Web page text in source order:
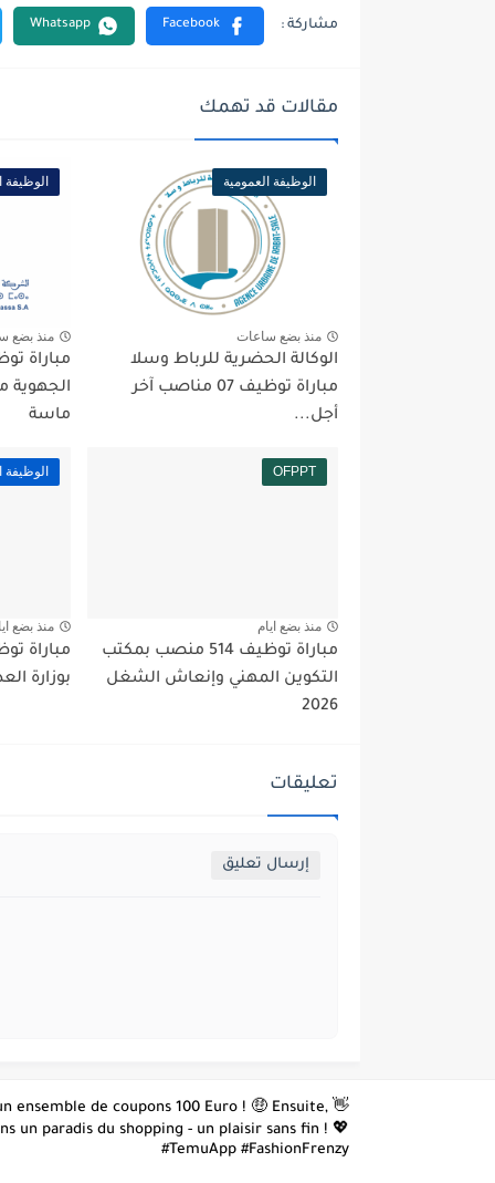
مقالات قد تهمك
الوظيفة العمومية
منذ بضع ساعات
الوكالة الحضرية للرباط وسلا
مباراة توظيف 07 مناصب آخر
أجل...
الوظيفة
منذ بضع
ماسة
OFPPT
منذ بضع ايام
مباراة توظيف 514 منصب بمكتب
التكوين المهني وإنعاش الشغل
2026
الوظيفة
منذ بضع
بوزارة
تعليقات
إرسال تعليق
ensemble de coupons 100 Euro ! 🤑 Ensuite,
un paradis du shopping - un plaisir sans fin ! 💖
#TemuApp #FashionFrenzy